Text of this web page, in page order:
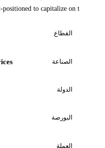
to capitalize on t...
القطاع
الصناعة
الدولة
البورصة
العملة